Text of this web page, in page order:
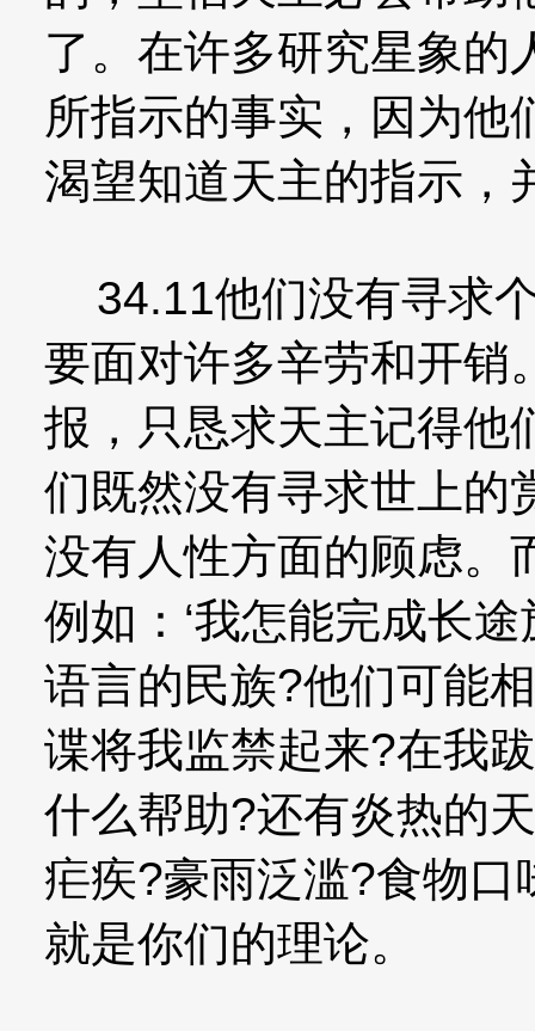
了。在许多研究星象的
所指示的事实，因为他
渴望知道天主的指示，
34.11他们没有寻求
要面对许多辛劳和开销
报，只恳求天主记得他
们既然没有寻求世上的
没有人性方面的顾虑。
例如：‘我怎能完成长
语言的民族?他们可能
谍将我监禁起来?在我
什么帮助?还有炎热的
疟疾?豪雨泛滥?食物
就是你们的理论。